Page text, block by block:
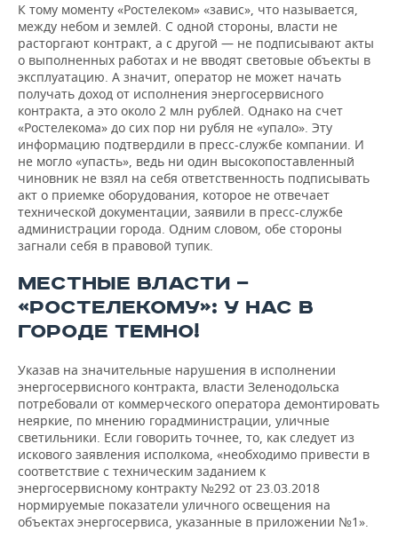
К тому моменту «Ростелеком» «завис», что называется,
между небом и землей. С одной стороны, власти не
расторгают контракт, а с другой — не подписывают акты
о выполненных работах и не вводят световые объекты в
эксплуатацию. А значит, оператор не может начать
получать доход от исполнения энергосервисного
контракта, а это около 2 млн рублей. Однако на счет
«Ростелекома» до сих пор ни рубля не «упало». Эту
информацию подтвердили в пресс-службе компании. И
не могло «упасть», ведь ни один высокопоставленный
чиновник не взял на себя ответственность подписывать
акт о приемке оборудования, которое не отвечает
технической документации, заявили в пресс-службе
администрации города. Одним словом, обе стороны
загнали себя в правовой тупик.
МЕСТНЫЕ ВЛАСТИ —
«РОСТЕЛЕКОМУ»: У НАС В
ГОРОДЕ ТЕМНО!
Указав на значительные нарушения в исполнении
энергосервисного контракта, власти Зеленодольска
потребовали от коммерческого оператора демонтировать
неяркие, по мнению горадминистрации, уличные
светильники. Если говорить точнее, то, как следует из
искового заявления исполкома, «необходимо привести в
соответствие с техническим заданием к
энергосервисному контракту №292 от 23.03.2018
нормируемые показатели уличного освещения на
объектах энергосервиса, указанные в приложении №1».